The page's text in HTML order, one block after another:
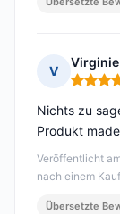
V
Virginie
Veröffentlicht
nach einem
Nichts zu
Produkt
Übersetzte